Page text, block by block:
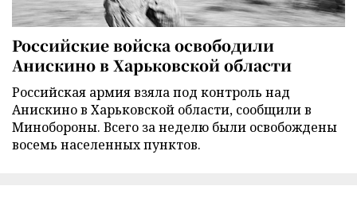
Российские войска освободили
Анискино в Харьковской области
Российская армия взяла под контроль над
Анискино в Харьковской области, сообщили в
Минобороны. Всего за неделю были освобождены
восемь населенных пунктов.